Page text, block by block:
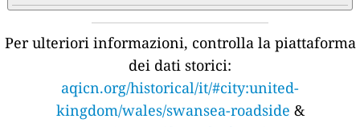
Per ulteriori informazioni, controlla la piattaforma
dei dati storici:
aqicn.org/historical/it/#city:united-
kingdom/wales/swansea-roadside &